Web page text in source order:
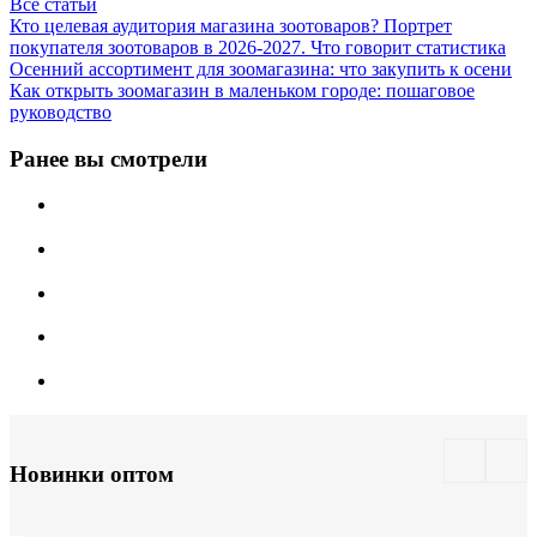
Кто целевая аудитория магазина зоотоваров? Портрет
покупателя зоотоваров в 2026-2027. Что говорит статистика
Осенний ассортимент для зоомагазина: что закупить к осени
Как открыть зоомагазин в маленьком городе: пошаговое
руководство
Ранее вы смотрели
Новинки оптом